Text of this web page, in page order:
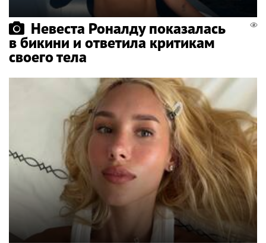
Невеста Роналду показалась
в бикини и ответила критикам
своего тела